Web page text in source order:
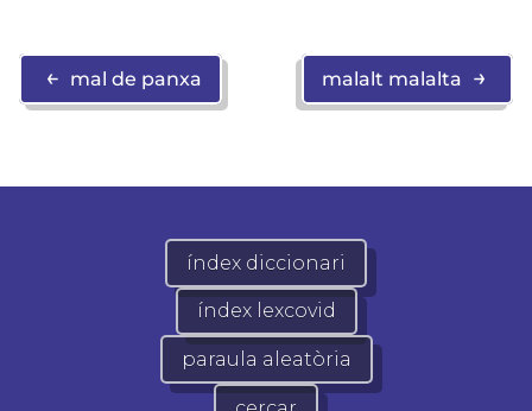
← mal de panxa malalt malalta →
índex diccionari
índex lexcovid
paraula aleatòria